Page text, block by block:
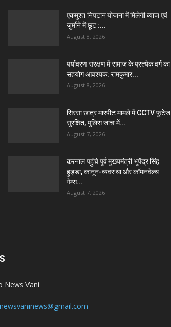
एकमुश्त निपटान योजना में मिलेगी ब्याज एवं
जुर्माने में छूट :...
August 8, 2026
पर्यावरण संरक्षण में समाज के प्रत्येक वर्ग का
सहयोग आवश्यक: रामकुमार...
August 8, 2026
सिरसा छात्र मारपीट मामले में CCTV फुटेज
सुरक्षित, पुलिस जांच में...
August 7, 2026
करनाल पहुंचे पूर्व मुख्यमंत्री भूपेंद्र सिंह
हुड्डा, कानून-व्यवस्था और कॉमनवेल्थ
गेम्स...
August 7, 2026
News Vani
newsvaninews@gmail.com